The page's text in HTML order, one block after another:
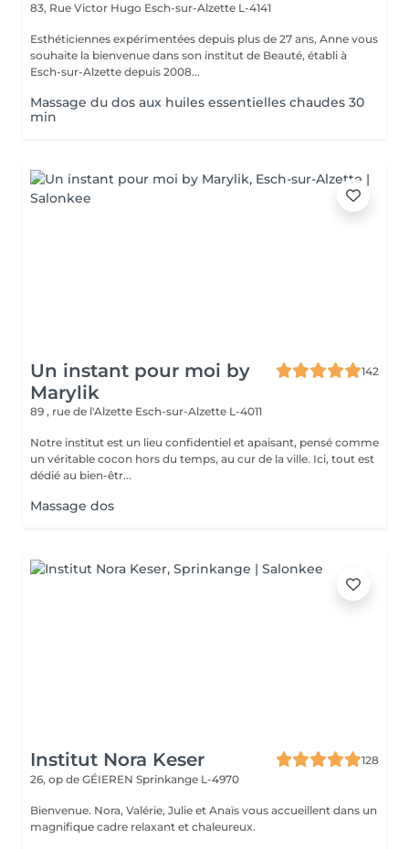
83, Rue Victor Hugo Esch-sur-Alzette L-4141
Esthéticiennes expérimentées depuis plus de 27 ans, Anne vous
souhaite la bienvenue dans son institut de Beauté, établi à
Esch-sur-Alzette depuis 2008...
Massage du dos aux huiles essentielles chaudes 30
min
Un instant pour moi by
Marylik
142
89 , rue de l'Alzette Esch-sur-Alzette L-4011
Notre institut est un lieu confidentiel et apaisant, pensé comme
un véritable cocon hors du temps, au cur de la ville. Ici, tout est
dédié au bien-êtr...
Massage dos
Institut Nora Keser
128
26, op de GÉIEREN Sprinkange L-4970
Bienvenue. Nora, Valérie, Julie et Anaïs vous accueillent dans un
magnifique cadre relaxant et chaleureux.